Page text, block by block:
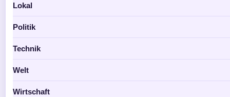
Lokal
Politik
Technik
Welt
Wirtschaft